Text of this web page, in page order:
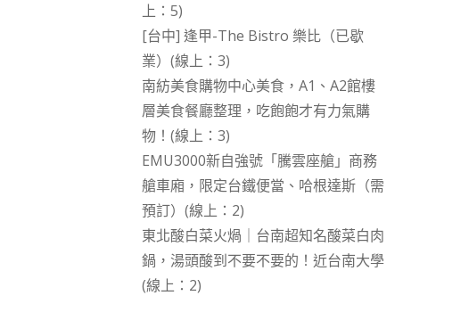
上：5)
[台中] 逢甲-The Bistro 樂比（已歇
業）(線上：3)
南紡美食購物中心美食，A1、A2館樓
層美食餐廳整理，吃飽飽才有力氣購
物！(線上：3)
EMU3000新自強號「騰雲座艙」商務
艙車廂，限定台鐵便當、哈根達斯（需
預訂）(線上：2)
東北酸白菜火煱｜台南超知名酸菜白肉
鍋，湯頭酸到不要不要的！近台南大學
(線上：2)